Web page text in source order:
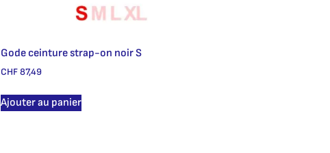
Gode ceinture strap-on noir S
CHF87,49
Ajouter au panier